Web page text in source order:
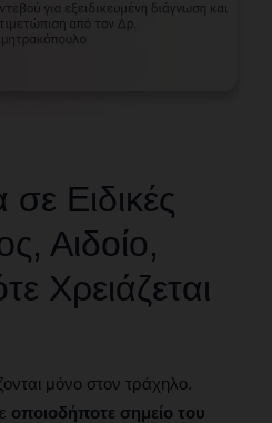
Ειδικές
Αιδοίο,
Χρειάζεται
μόνο στον τράχηλο.
οποιοδήποτε σημείο του